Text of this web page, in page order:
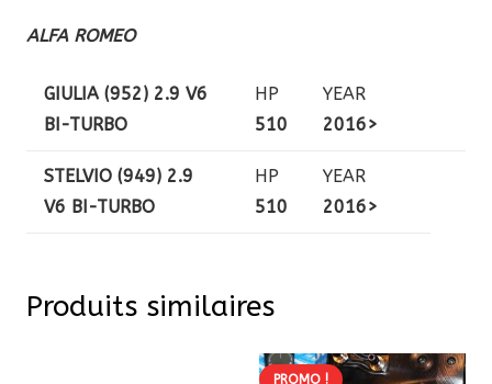
ALFA ROMEO
GIULIA (952) 2.9 V6
BI-TURBO
HP
510
YEAR
2016>
STELVIO (949) 2.9
V6 BI-TURBO
HP
510
YEAR
2016>
Produits similaires
PROMO !